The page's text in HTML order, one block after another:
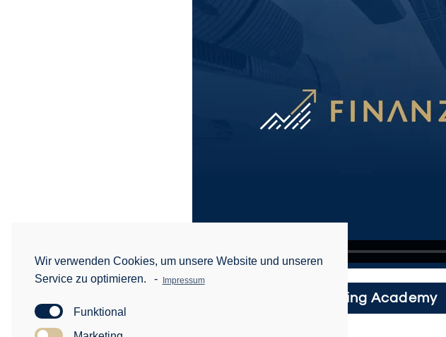
Independance Trading Academy
Wir verwenden Cookies, um unsere Website und unseren
Service zu optimieren.
- Impressum
Funktional